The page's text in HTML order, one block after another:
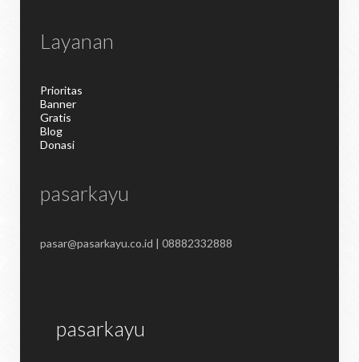
Layanan
Prioritas
Banner
Gratis
Blog
Donasi
pasarkayu
pasar@pasarkayu.co.id | 08882332888
pasarkayu